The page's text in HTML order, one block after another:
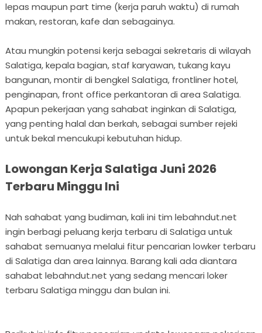
lepas maupun part time (kerja paruh waktu) di rumah
makan, restoran, kafe dan sebagainya.
Atau mungkin potensi kerja sebagai sekretaris di wilayah
Salatiga, kepala bagian, staf karyawan, tukang kayu
bangunan, montir di bengkel Salatiga, frontliner hotel,
penginapan, front office perkantoran di area Salatiga.
Apapun pekerjaan yang sahabat inginkan di Salatiga,
yang penting halal dan berkah, sebagai sumber rejeki
untuk bekal mencukupi kebutuhan hidup.
Lowongan Kerja Salatiga Juni 2026
Terbaru Minggu Ini
Nah sahabat yang budiman, kali ini tim lebahndut.net
ingin berbagi peluang kerja terbaru di Salatiga untuk
sahabat semuanya melalui fitur pencarian lowker terbaru
di Salatiga dan area lainnya. Barang kali ada diantara
sahabat lebahndut.net yang sedang mencari loker
terbaru Salatiga minggu dan bulan ini.